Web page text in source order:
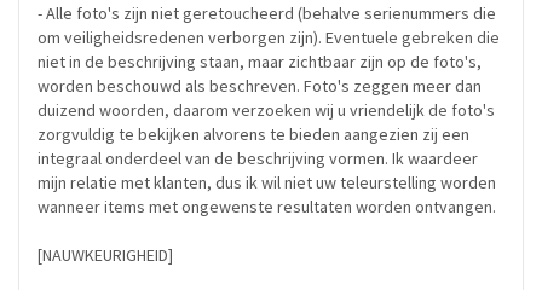
- Alle foto's zijn niet geretoucheerd (behalve serienummers die
om veiligheidsredenen verborgen zijn). Eventuele gebreken die
niet in de beschrijving staan, maar zichtbaar zijn op de foto's,
worden beschouwd als beschreven. Foto's zeggen meer dan
duizend woorden, daarom verzoeken wij u vriendelijk de foto's
zorgvuldig te bekijken alvorens te bieden aangezien zij een
integraal onderdeel van de beschrijving vormen. Ik waardeer
mijn relatie met klanten, dus ik wil niet uw teleurstelling worden
wanneer items met ongewenste resultaten worden ontvangen.
[NAUWKEURIGHEID]